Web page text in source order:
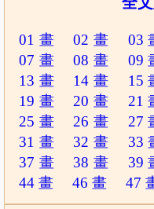
01 畫 02 畫 03
07 畫
08 畫 09
13 畫
14 畫 15
19 畫
20 畫 21
25 畫
26 畫 27
31 畫
32 畫 33
37 畫
38 畫 39
44 畫
46 畫 47